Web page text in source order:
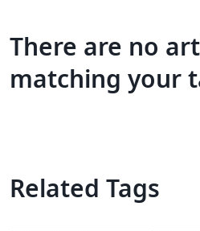
There are no
matching your
Related Tags